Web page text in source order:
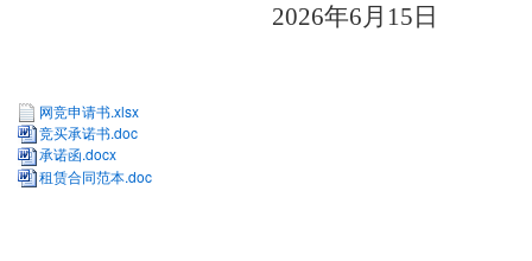
2026年6 月 15 日
网竞申请书.xlsx
竞买承诺书.doc
承诺函.docx
租赁合同范本.doc